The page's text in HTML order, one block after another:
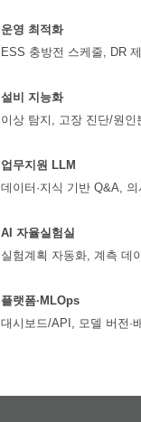
운영 최적화
ESS 충방전 스케줄, DR
설비 지능화
이상 탐지, 고장 진단/원
업무지원 LLM
데이터·지식 기반 Q&A,
AI 자율실험실
실험계획 자동화, 계측 데
플랫폼·MLOps
대시보드/API, 모델 버전·